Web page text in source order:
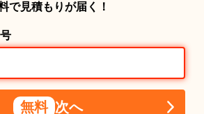
で見積もりが届く！
無料 次へ